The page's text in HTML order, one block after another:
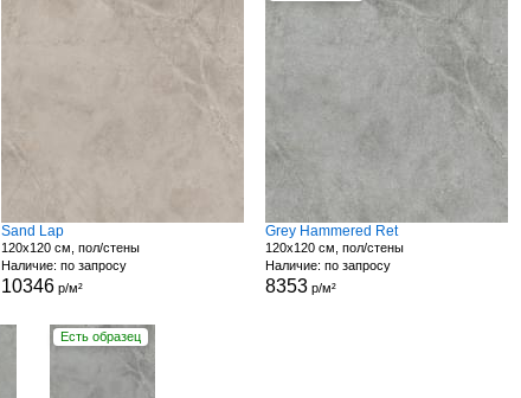
Sand Lap
120x120 см, пол/стены
Наличие: по запросу
10346р/м²
Grey Hammered Ret
120x120 см, пол/стены
Наличие: по запросу
8353 р/м²
Есть образец